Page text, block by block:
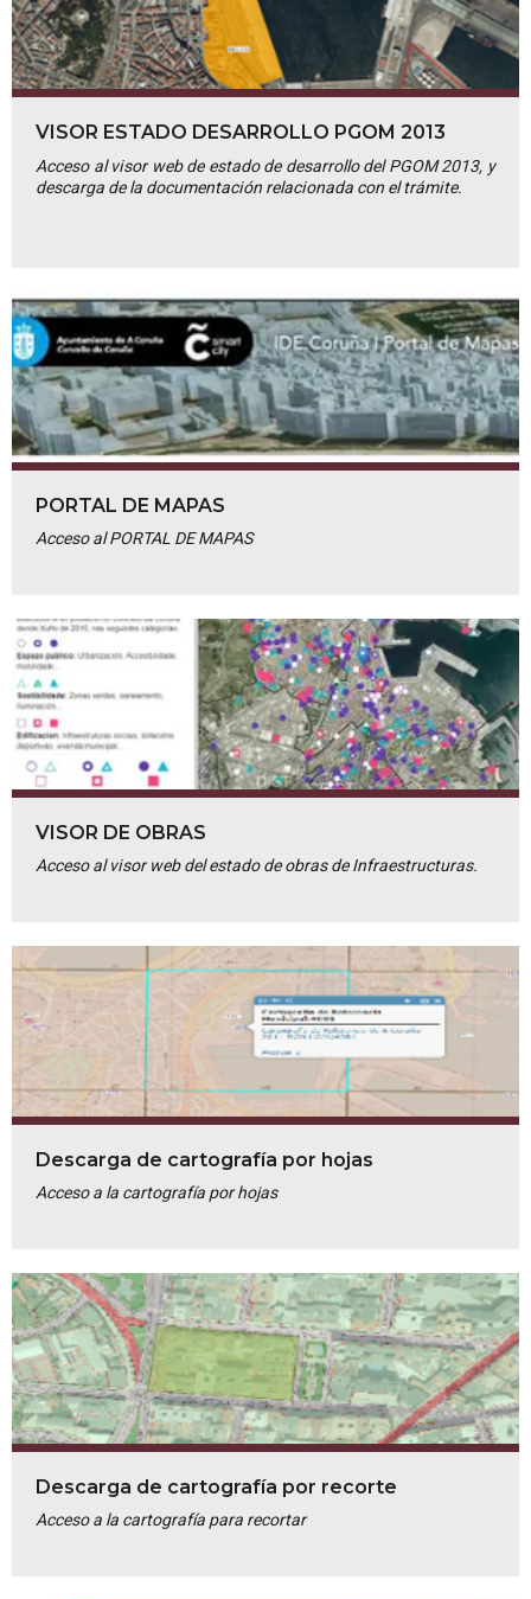
VISOR ESTADO DESARROLLO PGOM 2013
Acceso al visor web de estado de desarrollo del PGOM 2013, y
descarga de la documentación relacionada con el trámite.
PORTAL DE MAPAS
Acceso al PORTAL DE MAPAS
VISOR DE OBRAS
Acceso al visor web del estado de obras de Infraestructuras.
Descarga de cartografía por hojas
Acceso a la cartografía por hojas
Descarga de cartografía por recorte
Acceso a la cartografía para recortar